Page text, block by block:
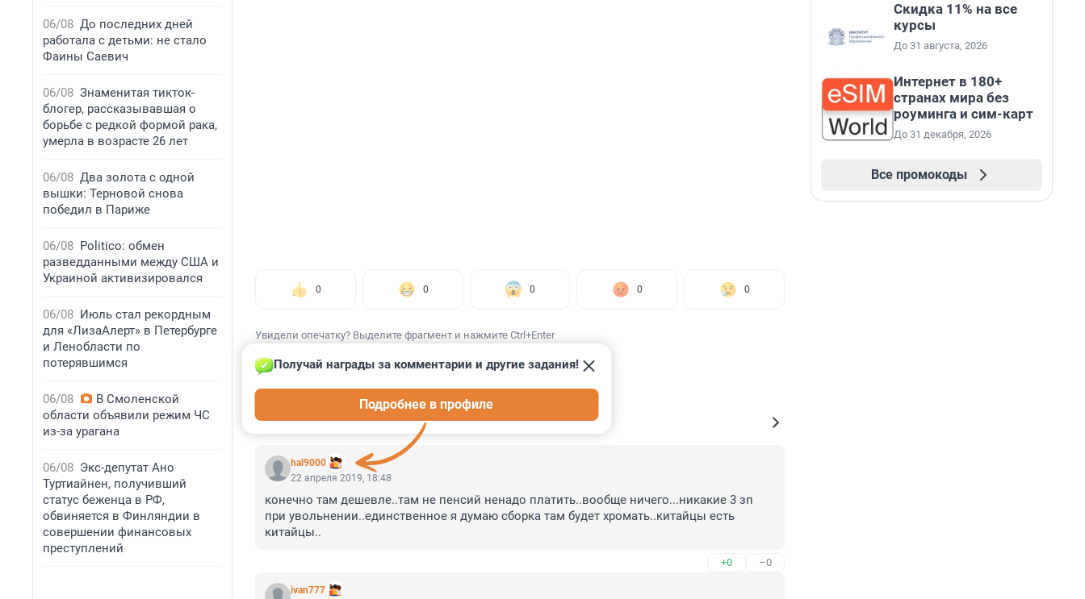
06/08 До последних дней
работала с детьми: не стало
Фаины Саевич
06/08 Знаменитая тикток-
блогер, рассказывавшая о
борьбе с редкой формой рака,
умерла в возрасте 26 лет
06/08 Два золота с одной
вышки: Терновой снова
победил в Париже
06/08 Politico: обмен
разведданными между США и
Украиной активизировался
06/08 Июль стал рекордным
для «ЛизаАлерт» в Петербурге
и Ленобласти по
потерявшимся
06/08
В Смоленской
области объявили режим ЧС
из-за урагана
06/08 Экс-депутат Ано
Туртиайнен, получивший
статус беженца в РФ,
обвиняется в Финляндии в
совершении финансовых
преступлений
0 0 0 0 0
Увидели опечатку? Выделите фрагмент и нажмите Ctrl+Enter
КОММЕНТАРИИ 4
hal9000
Получай награды за комментарии и другие задания!
Подробнее в профиле
22 апреля 2019, 18:48
конечно там дешевле..там не пенсий ненадо платить..вообще ничего...никакие 3 зп
при увольнении..единственное я думаю сборка там будет хромать..китайцы есть
китайцы..
+0 –0
ivan777
Скидка 11% на все
курсы
До 31 августа, 2026
Интернет в 180+
странах мира без
роуминга и сим-карт
До 31 декабря, 2026
Все промокоды